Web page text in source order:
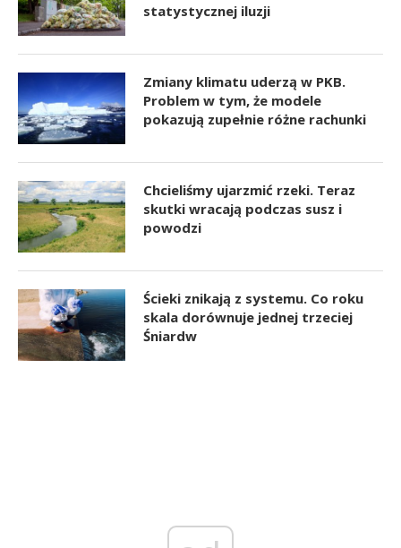
statystycznej iluzji
Zmiany klimatu uderzą w PKB.
Problem w tym, że modele
pokazują zupełnie różne rachunki
Chcieliśmy ujarzmić rzeki. Teraz
skutki wracają podczas susz i
powodzi
Ścieki znikają z systemu. Co roku
skala dorównuje jednej trzeciej
Śniardw